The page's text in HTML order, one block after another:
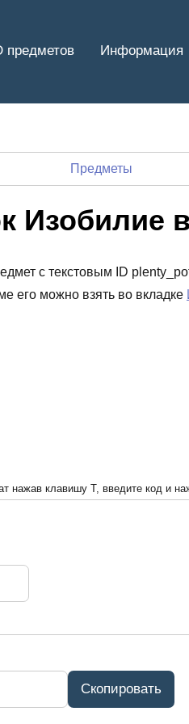
предметов Информация
Предметы
Изобилие
с текстовым ID
его можно взять во вкладке
нажав клавишу T, введите код и